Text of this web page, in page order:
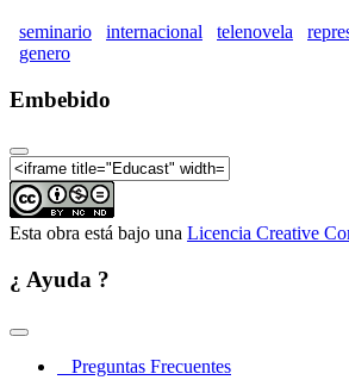
seminario internacional telenovela
genero
Embebido
Esta obra está bajo una Licencia Creative
¿ Ayuda ?
Preguntas Frecuentes